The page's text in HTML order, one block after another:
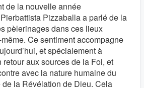
de la nouvelle année
Pizzaballa a parlé de la
pèlerinages dans ces lieux
Ce sentiment accompagne
et spécialement à
retour aux sources de la Foi, et
avec la nature humaine du
de la Révélation de Dieu. Cela